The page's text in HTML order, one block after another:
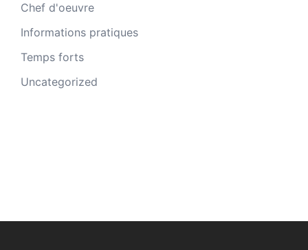
Chef d'oeuvre
Informations pratiques
Temps forts
Uncategorized